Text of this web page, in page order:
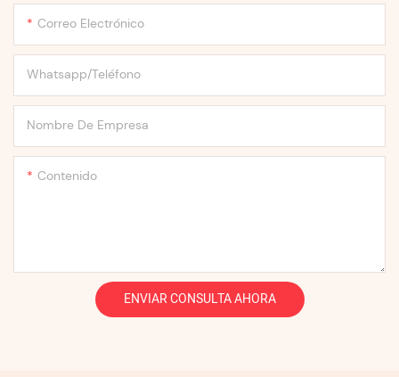
Correo Electrónico
Whatsapp/Teléfono
Nombre De Empresa
Contenido
ENVIAR CONSULTA AHORA